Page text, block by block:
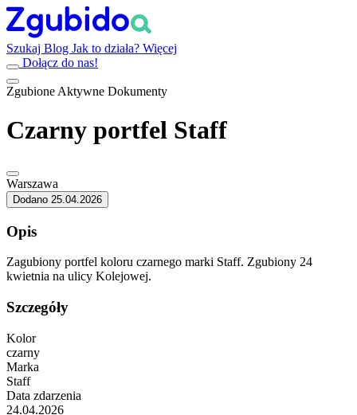
Szukaj Blog Jak to działa? Więcej
Dołącz do nas!
Zgubione Aktywne Dokumenty
Czarny portfel Staff
Warszawa
Dodano 25.04.2026
Opis
Zagubiony portfel koloru czarnego marki Staff. Zgubiony 24
kwietnia na ulicy Kolejowej.
Szczegóły
Kolor
czarny
Marka
Staff
Data zdarzenia
24.04.2026